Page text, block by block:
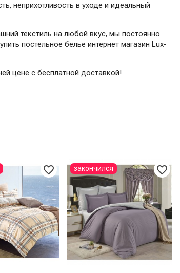
неприхотливость в уходе и идеальный
текстиль на любой вкус, мы постоянно
постельное белье интернет магазин Lux-
цене с бесплатной доставкой!
favorite_border favorite_border
закончился